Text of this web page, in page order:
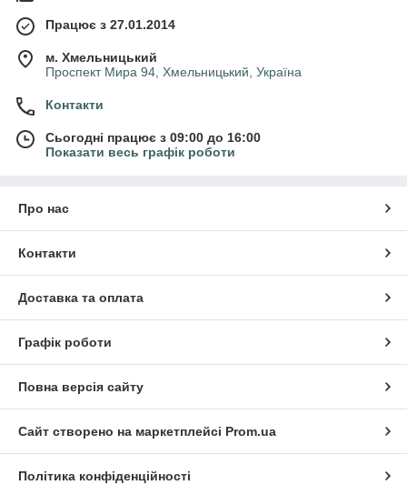
Працює з 27.01.2014
м. Хмельницький
Проспект Мира 94, Хмельницький, Україна
Контакти
Сьогодні працює з 09:00 до 16:00
Показати весь графік роботи
Про нас
Контакти
Доставка та оплата
Графік роботи
Повна версія сайту
Сайт створено на маркетплейсі Prom.ua
Політика конфіденційності